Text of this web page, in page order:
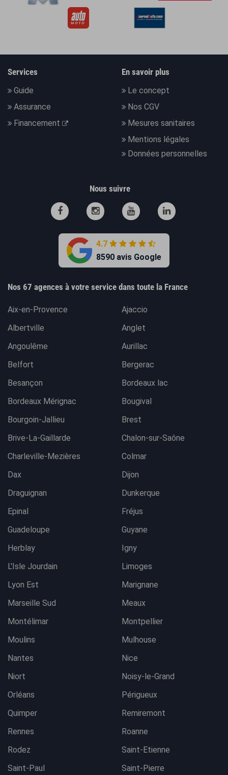
Services
Guide
Assurance
Financement
En savoir plus
Le concept
Nos CGV
Mesures sanitaires
Mentions légales
Données personnelles
Nous suivre
4.7
8590 avis Google
Nos 67 agences à votre service dans toute la France
Aix-en-Provence
Ajaccio
Albertville
Anglet
Angoulême
Aurillac
Belfort
Bergerac
Besançon
Bordeaux lac
Bordeaux Mérignac
Bougival
Bourgoin-Jallieu
Brest
Brive-La-Gaillarde
Chalon-sur-Saône
Charleville-Mezières
Colmar
Dax
Dijon
Draguignan
Dunkerque
Epinal
Fréjus
Guadeloupe
Guyane
Herblay
Igny
L'Isle Jourdain
Limoges
Lyon Est
Marignane
Marseille Sud
Meaux
Montélimar
Montpellier
Moulins
Mulhouse
Nantes
Nice
Niort
Noisy-le-Grand
Orléans
Périgueux
Quimper
Remiremont
Rennes
Roanne
Rodez
Saint-Etienne
Saint-Paul
Saint-Pierre